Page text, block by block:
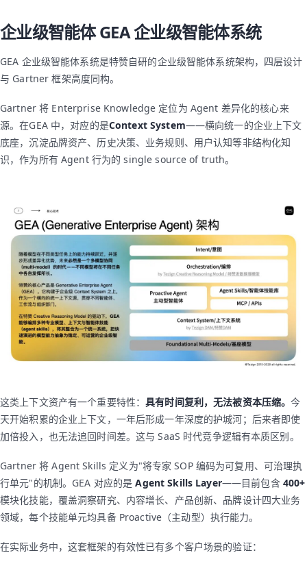
企业级智能体 GEA 企业级智能体系统
GEA 企业级智能体系统是特赞自研的企业级智能体系统架构，四层设计
与 Gartner 框架高度同构。
Gartner 将 Enterprise Knowledge 定位为 Agent 差异化的核心来
源。在GEA 中，对应的是Context System——横向统一的企业上下文
底座，沉淀品牌资产、历史决策、业务规则、用户认知等非结构化知
识，作为所有 Agent 行为的 single source of truth。
这类上下文资产有一个重要特性：具有时间复利，无法被资本压缩。今
天开始积累的企业上下文，一年后形成一年深度的护城河；后来者即使
加倍投入，也无法追回时间差。这与 SaaS 时代竞争逻辑有本质区别。
Gartner 将 Agent Skills 定义为"将专家 SOP 编码为可复用、可治理执
行单元"的机制。GEA 对应的是Agent Skills Layer——目前包含 400+
模块化技能，覆盖洞察研究、内容增长、产品创新、品牌设计四大业务
领域，每个技能单元均具备 Proactive（主动型）执行能力。
在实际业务中，这套框架的有效性已有多个客户场景的验证：